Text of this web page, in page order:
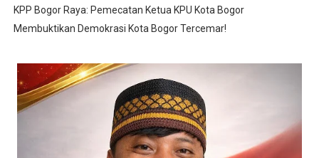
KPP Bogor Raya: Pemecatan Ketua KPU Kota Bogor
Membuktikan Demokrasi Kota Bogor Tercemar!